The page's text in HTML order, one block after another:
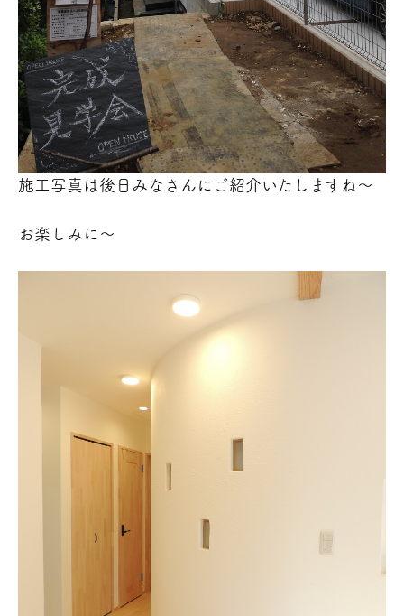
施工写真は後日みなさんにご紹介いたしますね～
お楽しみに～